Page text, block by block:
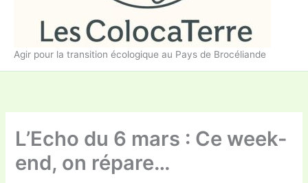
Agir pour la transition écologique au Pays de Brocéliande
L’Echo du 6 mars : Ce week-
end, on répare…